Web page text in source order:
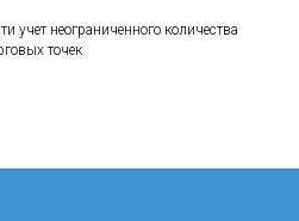
учет неограниченного количества
точек